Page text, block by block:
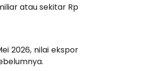
atau sekitar Rp
2026, nilai ekspor